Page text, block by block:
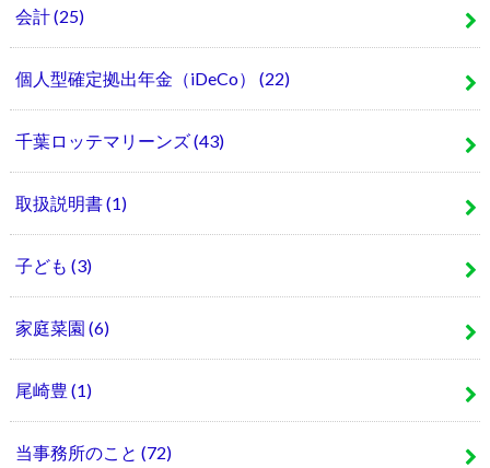
会計(25)
個人型確定拠出年金（iDeCo） (22)
千葉ロッテマリーンズ(43)
取扱説明書(1)
子ども (3)
家庭菜園 (6)
尾崎豊 (1)
当事務所のこと (72)